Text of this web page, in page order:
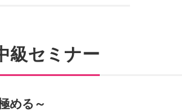
級セミナー
める～